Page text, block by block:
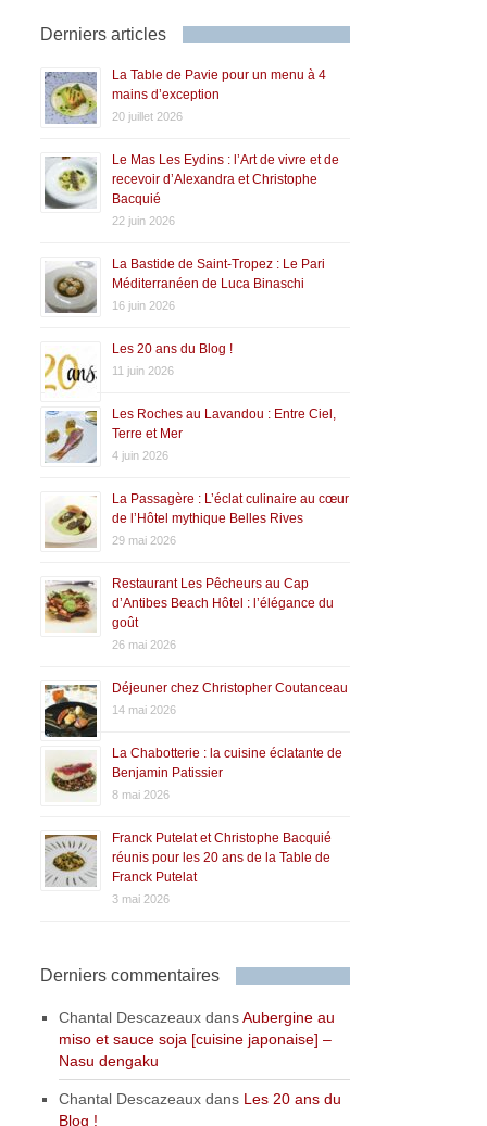
Derniers articles
La Table de Pavie pour un menu à 4
mains d’exception
20 juillet 2026
Le Mas Les Eydins : l’Art de vivre et de
recevoir d’Alexandra et Christophe
Bacquié
22 juin 2026
La Bastide de Saint-Tropez : Le Pari
Méditerranéen de Luca Binaschi
16 juin 2026
Les 20 ans du Blog !
11 juin 2026
Les Roches au Lavandou : Entre Ciel,
Terre et Mer
4 juin 2026
La Passagère : L’éclat culinaire au cœur
de l’Hôtel mythique Belles Rives
29 mai 2026
Restaurant Les Pêcheurs au Cap
d’Antibes Beach Hôtel : l’élégance du
goût
26 mai 2026
Déjeuner chez Christopher Coutanceau
14 mai 2026
La Chabotterie : la cuisine éclatante de
Benjamin Patissier
8 mai 2026
Franck Putelat et Christophe Bacquié
réunis pour les 20 ans de la Table de
Franck Putelat
3 mai 2026
Derniers commentaires
Chantal Descazeaux dansAubergine au
miso et sauce soja [cuisine japonaise] –
Nasu dengaku
Chantal Descazeaux dans Les 20 ans du
Blog !